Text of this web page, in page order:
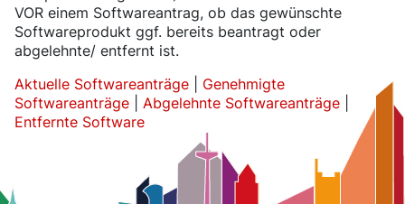
VOR einem Softwareantrag, ob das gewünschte
Softwareprodukt ggf. bereits beantragt oder
abgelehnte/ entfernt ist.
Aktuelle Softwareanträge
Genehmigte
Softwareanträge
Abgelehnte Softwareanträge
Entfernte Software